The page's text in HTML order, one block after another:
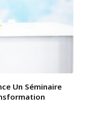
Un Séminaire